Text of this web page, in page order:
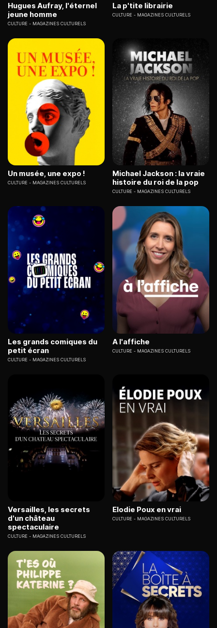
Hugues Aufray, l'éternel
jeune homme
CULTURE MAGAZINES CULTURELS
La p'tite librairie
CULTURE MAGAZINES CULTURELS
Un musée, une expo !
CULTURE MAGAZINES CULTURELS
Michael Jackson : la vraie
histoire du roi de la pop
CULTURE MAGAZINES CULTURELS
Les grands comiques du
petit écran
CULTURE MAGAZINES CULTURELS
A l'affiche
CULTURE MAGAZINES CULTURELS
Versailles, les secrets
d'un château
spectaculaire
CULTURE MAGAZINES CULTURELS
Elodie Poux en vrai
CULTURE MAGAZINES CULTURELS